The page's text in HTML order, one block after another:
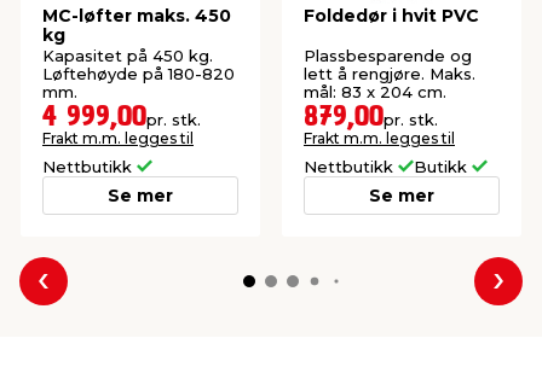
MC-løfter maks. 450
kg
Kapasitet på 450 kg.
Løftehøyde på 180-820
mm.
4 999,00pr. stk.
Frakt m.m. legges til
Nettbutikk
Se mer
Foldedør i hvit PVC
Plassbesparende og
lett å rengjøre. Maks.
mål: 83 x 204 cm.
879,00pr. stk.
Frakt m.m. legges til
Nettbutikk Butikk
Se mer
Forrige